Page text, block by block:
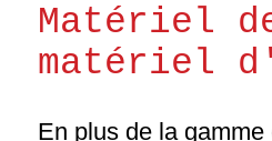
Matériel
matériel
En plus de la